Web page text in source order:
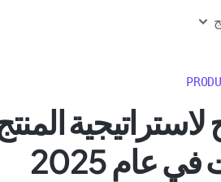
لاستراتيجية
عام 2025